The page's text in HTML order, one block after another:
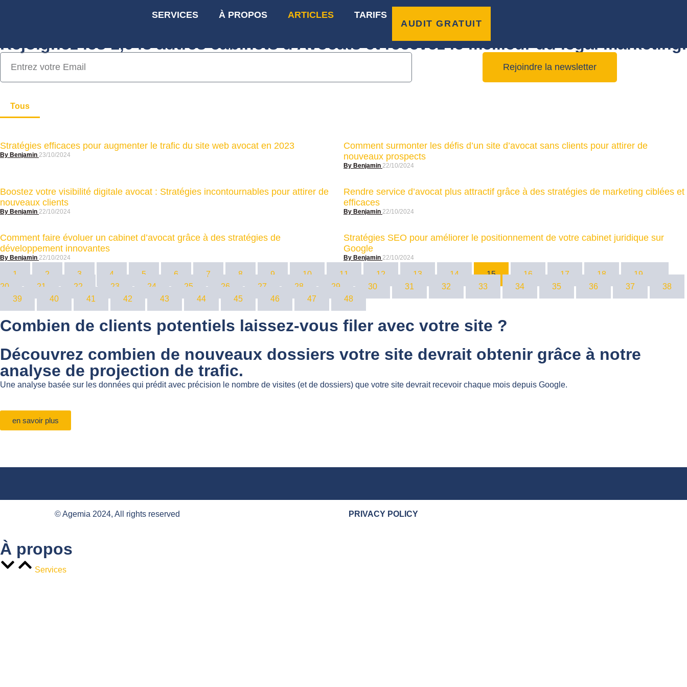
SERVICES À PROPOS ARTICLES
TARIFS
AUDIT GRATUIT
Rejoignez les 1,043 autres cabinets d'Avocats et recevez le meilleur du legal marketing.
Rejoindre la newsletter
Tous
Stratégies efficaces pour augmenter le trafic du site web avocat en 2023
Benjamin 23/10/2024
Comment surmonter les défis d’un site d’avocat sans clients pour attirer de
nouveaux prospects
Benjamin 22/10/2024
Boostez votre visibilité digitale avocat : Stratégies incontournables pour attirer de
nouveaux clients
Benjamin 22/10/2024
Rendre service d’avocat plus attractif grâce à des stratégies de marketing ciblées et
efficaces
Benjamin 22/10/2024
Comment faire évoluer un cabinet d’avocat grâce à des stratégies de
développement innovantes
Benjamin 22/10/2024
Stratégies SEO pour améliorer le positionnement de votre cabinet juridique sur
Google
Benjamin 22/10/2024
1 2 3 4 5 6 7 8 9 10 11 12 13 14 15 16 17 18
19
20
21 22 23 24 25 26 27 28 29 30 31 32 33 34 35 36 37
38
39
40 41 42 43 44 45 46 47 48
Combien de clients potentiels laissez-vous filer avec votre site ?
Découvrez combien de nouveaux dossiers votre site devrait obtenir grâce à notre
analyse de projection de trafic.
Une analyse basée sur les données qui prédit avec précision le nombre de visites (et de dossiers) que votre site devrait recevoir chaque mois depuis Google.
en savoir plus
© Agemia 2024, All rights reserved PRIVACY POLICY
À propos
Services